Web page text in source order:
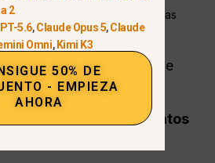
a ChatGPT, prueba estas
plan:¿Admite la carga de
del navegador o los datos
2
5.6,Claude Opus 5,Claude
Omni,Kimi K3
50% DE
- EMPIEZA
AHORA